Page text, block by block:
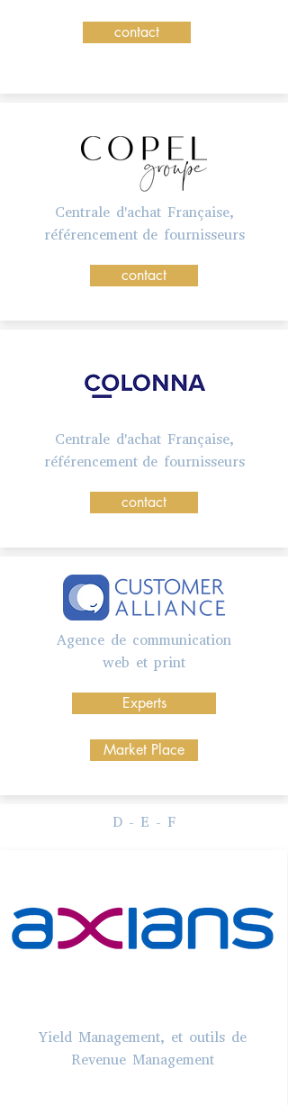
contact
Centrale d'achat Française,
référencement de fournisseurs
contact
Centrale d'achat Française,
référencement de fournisseurs
contact
Agence de communication
web et print
Experts
Market Place
D - E - F
Yield Management, et outils de
Revenue Management